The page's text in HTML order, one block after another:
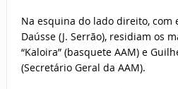
Na esquina do lado direito, com
Daússe (J. Serrão), residiam os
“Kaloira” (basquete AAM) e
(Secretário Geral da AAM).